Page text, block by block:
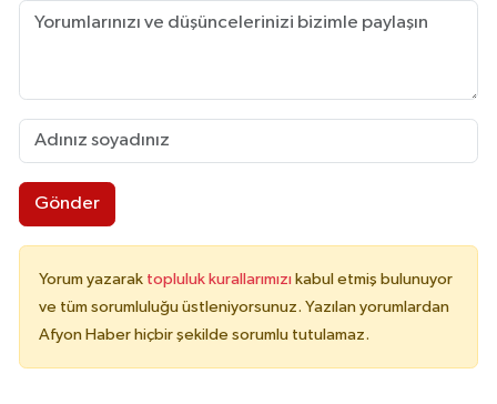
Gönder
Yorum yazarak topluluk kurallarımızı kabul etmiş bulunuyor
ve tüm sorumluluğu üstleniyorsunuz. Yazılan yorumlardan
Afyon Haber hiçbir şekilde sorumlu tutulamaz.